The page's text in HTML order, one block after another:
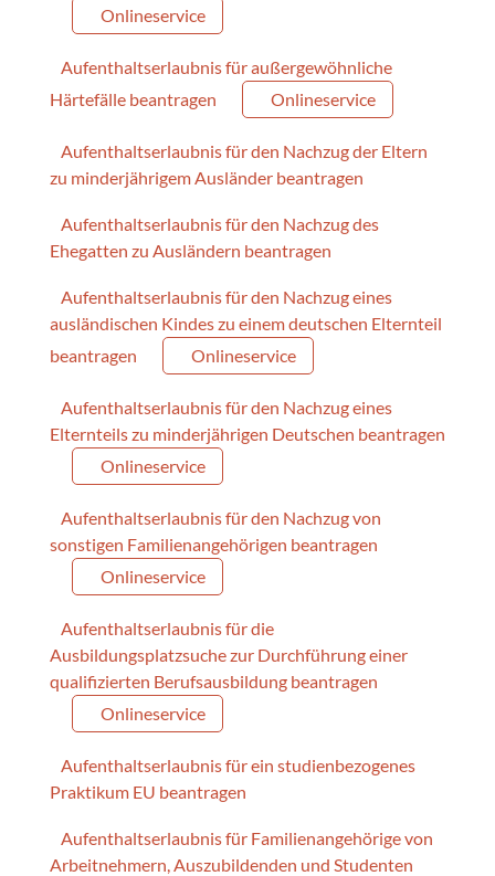
Onlineservice
Aufenthaltserlaubnis für außergewöhnliche
Härtefälle beantragen
Onlineservice
Aufenthaltserlaubnis für den Nachzug der Eltern
zu minderjährigem Ausländer beantragen
Aufenthaltserlaubnis für den Nachzug des
Ehegatten zu Ausländern beantragen
Aufenthaltserlaubnis für den Nachzug eines
ausländischen Kindes zu einem deutschen Elternteil
beantragen
Onlineservice
Aufenthaltserlaubnis für den Nachzug eines
Elternteils zu minderjährigen Deutschen beantragen
Onlineservice
Aufenthaltserlaubnis für den Nachzug von
sonstigen Familienangehörigen beantragen
Onlineservice
Aufenthaltserlaubnis für die
Ausbildungsplatzsuche zur Durchführung einer
qualifizierten Berufsausbildung beantragen
Onlineservice
Aufenthaltserlaubnis für ein studienbezogenes
Praktikum EU beantragen
Aufenthaltserlaubnis für Familienangehörige von
Arbeitnehmern, Auszubildenden und Studenten